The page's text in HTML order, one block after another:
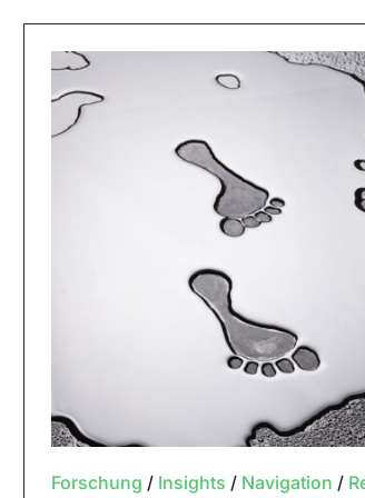
Forschung / Insights / Navigation /